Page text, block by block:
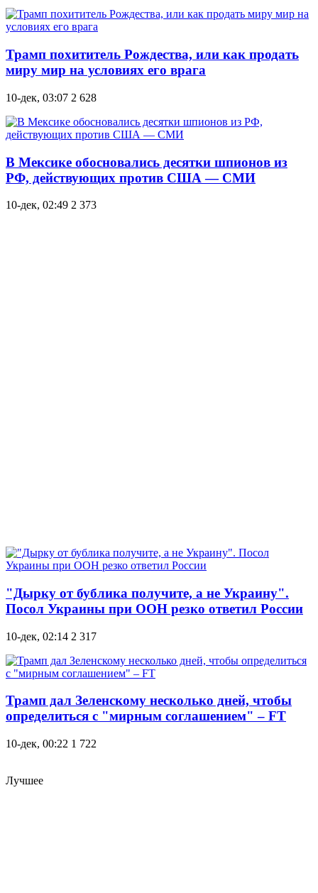
Трамп похититель Рождества, или как продать
миру мир на условиях его врага
10-дек, 03:07 2 628
В Мексике обосновались десятки шпионов из
РФ, действующих против США — СМИ
10-дек, 02:49 2 373
"Дырку от бублика получите, а не Украину".
Посол Украины при ООН резко ответил России
10-дек, 02:14 2 317
Трамп дал Зеленскому несколько дней, чтобы
определиться с "мирным соглашением" – FT
10-дек, 00:22 1 722
Лучшее